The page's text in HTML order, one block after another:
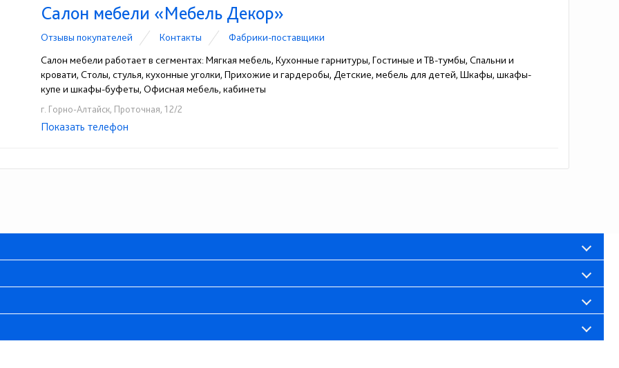
Салон мебели «Мебель Декор»
Отзывы покупателей Контакты
Фабрики-поставщики
Салон мебели работает в сегментах: Мягкая мебель, Кухонные гарнитуры, Гостиные и ТВ-тумбы, Спальни и
кровати, Столы, стулья, кухонные уголки, Прихожие и гардеробы, Детские, мебель для детей, Шкафы, шкафы-
купе и шкафы-буфеты, Офисная мебель, кабинеты
г. Горно-Алтайск, Проточная, 12/2
☎+7-923-663-12-55
Показать телефон